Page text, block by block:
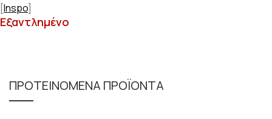
[Inspo]
Εξαντλημένο
ΠΡΟΤΕΙΝΟΜΕΝΑ ΠΡΟΪΟΝΤΑ